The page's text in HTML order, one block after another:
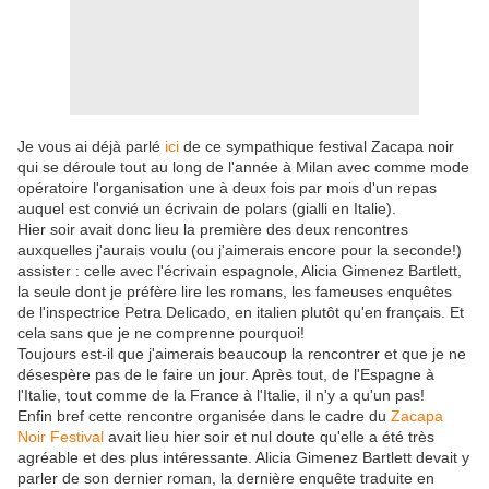
Je vous ai déjà parlé ici de ce sympathique festival Zacapa noir
qui se déroule tout au long de l'année à Milan avec comme mode
opératoire l'organisation une à deux fois par mois d'un repas
auquel est convié un écrivain de polars (gialli en Italie).
Hier soir avait donc lieu la première des deux rencontres
auxquelles j'aurais voulu (ou j'aimerais encore pour la seconde!)
assister : celle avec l'écrivain espagnole, Alicia Gimenez Bartlett,
la seule dont je préfère lire les romans, les fameuses enquêtes
de l'inspectrice Petra Delicado, en italien plutôt qu'en français. Et
cela sans que je ne comprenne pourquoi!
Toujours est-il que j'aimerais beaucoup la rencontrer et que je ne
désespère pas de le faire un jour. Après tout, de l'Espagne à
l'Italie, tout comme de la France à l'Italie, il n'y a qu'un pas!
Enfin bref cette rencontre organisée dans le cadre du Zacapa
Noir Festival avait lieu hier soir et nul doute qu'elle a été très
agréable et des plus intéressante. Alicia Gimenez Bartlett devait y
parler de son dernier roman, la dernière enquête traduite en